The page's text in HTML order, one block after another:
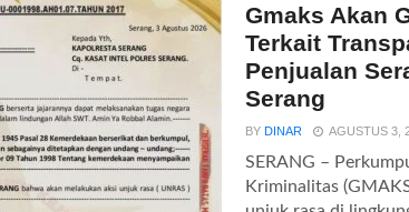
Gmaks Akan
Terkait
Penjualan
Serang
BYDINAR AGUSTUS 3,
SERANG –
Kriminalitas